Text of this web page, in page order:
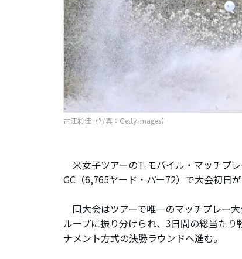
古江彩佳（写真：Getty Images）
米女子ツアーのT-モバイル・マッチプ
GC（6,765ヤード・パー72）で大会初日が
同大会はツアーで唯一のマッチプレー
ループに振り分けられ、3日間の総当た
ナメント方式の決勝ラウンドへ進む。